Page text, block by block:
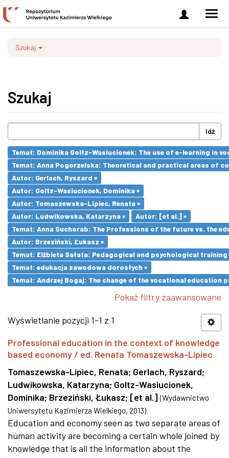
Zaloguj
się
Szukaj
Szukaj
Idź
Temat: Dominika Goltz-Wasiucionek: The use of e-learning in
Temat: Anna Pogorzelska: Theoretical and practical areas of
Autor: Gerlach, Ryszard ×
Autor: Goltz-Wasiucionek, Dominika ×
Autor: Tomaszewska-Lipiec, Renata ×
Autor: Ludwikowska, Katarzyna ×
Autor: [et al.] ×
Temat: Anna Suchorab: The Professions of the future vs. the
Autor: Brzeziński, Łukasz ×
Temat: Elżbieta Sałata: Pedagogical and psychological
Temat: edukacja zawodowa dorosłych ×
Temat: Andrzej Bogaj: The change of the vocational education
Pokaż filtry zaawansowane
Wyświetlanie pozycji 1-1 z 1
Professional education in the context of knowledge
based economy / ed. Renata Tomaszewska-Lipiec
Tomaszewska-Lipiec, Renata; Gerlach, Ryszard;
Ludwikowska, Katarzyna; Goltz-Wasiucionek,
Dominika; Brzeziński, Łukasz; [et al.] (Wydawnictwo
Uniwersytetu Kazimierza Wielkiego, 2013)
Education and economy seen as two separate areas of
human activity are becoming a certain whole joined by
knowledge that is all the information about the